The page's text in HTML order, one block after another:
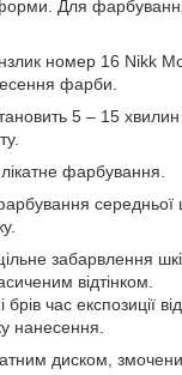
Для
номер 16 Nikk
фарби.
5 – 15 хвилин
фарбування.
середньої
забарвлення
відтінком.
час експозиції
нанесення.
диском,